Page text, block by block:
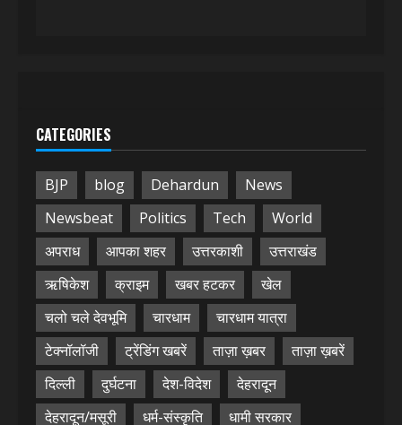
CATEGORIES
BJP blog Dehardun
News
Newsbeat
Politics Tech
World
अपराध
आपका शहर उत्तरकाशी
उत्तराखंड
ऋषिकेश
क्राइम खबर हटकर
खेल
चलो चले देवभूमि
चारधाम
चारधाम यात्रा
टेक्नॉलॉजी
ट्रेंडिंग खबरें ताज़ा ख़बर
ताज़ा ख़बरें
दिल्ली
दुर्घटना देश-विदेश
देहरादून
देहरादून/मसूरी
धर्म-संस्कृति
धामी सरकार